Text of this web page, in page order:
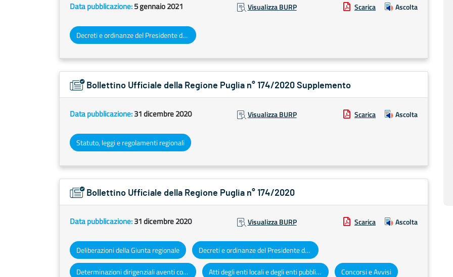
Data pubblicazione:5 gennaio 2021 Visualizza BURP Scarica Ascolta
Decreti e ordinanze del Presidente della Giunta regionale
Bollettino Ufficiale della Regione Puglia n° 174/2020 Supplemento
Data pubblicazione:31 dicembre 2020 Visualizza BURP Scarica Ascolta
Statuto, leggi e regolamenti regionali
Bollettino Ufficiale della Regione Puglia n° 174/2020
Data pubblicazione:31 dicembre 2020 Visualizza BURP Scarica Ascolta
Deliberazioni della Giunta regionale Decreti e ordinanze del Presidente della Giunta regionale
Determinazioni dirigenziali aventi contenuto di interesse generale Atti degli enti locali e degli enti pubblici e privati Concorsi e Avvisi